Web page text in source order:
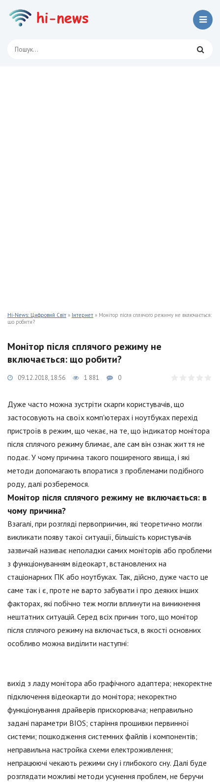
Hi-News: Цифровий Світ » Інтернет » Монітор після сплячого режиму не включається:
що робити?
Монітор після сплячого режиму не
включається: що робити?
09.12.2018, 18:56 1 881 0
Дуже часто можна зустріти скарги користувачів, що
застосовують на своїх комп'ютерах і ноутбуках перехід
пристроїв в режим, що чекає, на те, що індикатор монітора
після сплячого режиму блимає, але сам він ознак життя не
подає. У чому причина такого поширеного явища, і які
методи допомагають впоратися з проблемами подібного
роду, далі розберемося.
Монітор після сплячого режиму не включається: в
чому причина?
Взагалі, при розгляді первоприичин, які теоретично могли
викликати появу такої ситуації, більшість користувачів
зазвичай називає неполадки самих моніторів або проблеми
з функціонуванням відеокарт, встановлених на
стаціонарних ПК або ноутбуках. Так, дійсно, дуже часто це
саме так і є, проте не варто забувати і про деяких інших
факторах, які побічно теж могли вплинути на виникнення
нештатних ситуацій. Серед всіх причин того, що монітор
після сплячого режиму на включається, в якості основних
особливо можна виділити наступні:
вихід з ладу монітора або графічного адаптера; некоректне
підключення відеокарти до монітора; некоректно
функціонування драйверів прискорювача; неправильно
задані параметри BIOS; старіння прошивки первинної
системи; пошкодження системних файлів і компонентів;
неправильна настройка схеми електроживлення;
непрацюючі чекають режими сну і глибокого сну. Далі буде
розглядати можливі методи усунення проблем, не беручи